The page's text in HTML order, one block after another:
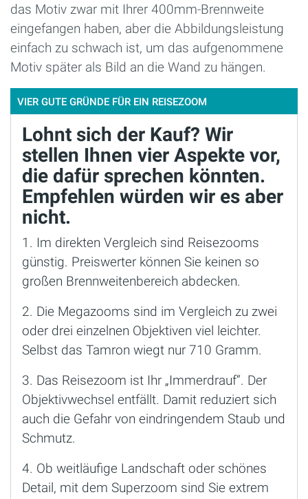
das Motiv zwar mit Ihrer 400mm-Brennweite
eingefangen haben, aber die Abbildungsleistung
einfach zu schwach ist, um das aufgenommene
Motiv später als Bild an die Wand zu hängen.
VIER GUTE GRÜNDE FÜR EIN REISEZOOM
Lohnt sich der Kauf? Wir
stellen Ihnen vier Aspekte vor,
die dafür sprechen könnten.
Empfehlen würden wir es aber
nicht.
1. Im direkten Vergleich sind Reisezooms
günstig. Preiswerter können Sie keinen so
großen Brennweitenbereich abdecken.
2. Die Megazooms sind im Vergleich zu zwei
oder drei einzelnen Objektiven viel leichter.
Selbst das Tamron wiegt nur 710 Gramm.
3. Das Reisezoom ist Ihr „Immerdrauf“. Der
Objektivwechsel entfällt. Damit reduziert sich
auch die Gefahr von eindringendem Staub und
Schmutz.
4. Ob weitläufige Landschaft oder schönes
Detail, mit dem Superzoom sind Sie extrem